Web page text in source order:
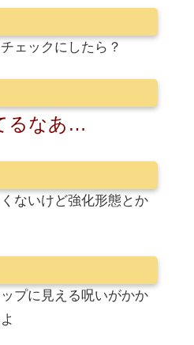
ェックにしたら？
るなあ…
ないけど強化形態とか
プに見える呪いがかか